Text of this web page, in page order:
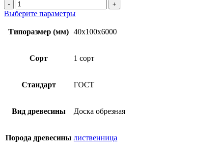
обрезная
40х100х6000
сорт
лиственницы
Количество
товара
Доска
обрезная
40х100х6000
сорт
(ГОСТ)
лиственницы
Выберите параметрыЭтот
имеет
Опции
на
Типоразмер (мм) 40x100x6000
Сорт 1 сорт
Стандарт ГОСТ
Вид древесины Доска обрезная
Порода древесины лиственница